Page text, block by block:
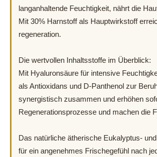
langanhaltende Feuchtigkeit, nährt die
Mit 30% Harnstoff als Hauptwirkstoff
regeneration.
Die wertvollen Inhaltsstoffe im Überblick:
Mit Hyaluronsäure für intensive
als Antioxidans und D-Panthenol zur
synergistisch zusammen und erhöhen
Regenerationsprozesse und machen die
Das natürliche ätherische Eukalyptus-
für ein angenehmes Frischegefühl nach